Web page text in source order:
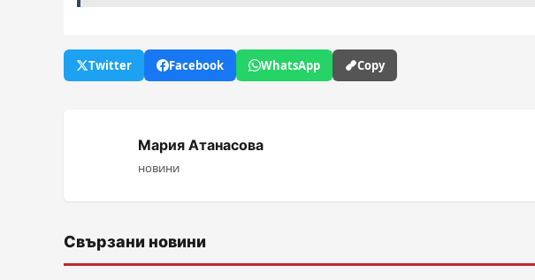
Twitter Facebook WhatsApp Copy
Мария Атанасова
новини
Свързани новини